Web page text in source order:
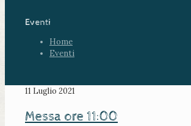
Eventi
Home
Eventi
11 Luglio 2021
Messa ore 11:00